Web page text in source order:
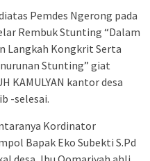
Pemdes Ngerong pada
Rembuk Stunting “Dalam
Langkah Kongkrit Serta
Stunting” giat
KAMULYAN kantor desa
-selesai.
Kordinator
Bapak Eko Subekti S.Pd